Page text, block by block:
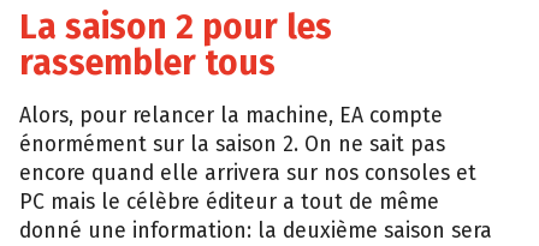
La saison 2 pour les
rassembler tous
Alors, pour relancer la machine, EA compte
énormément sur la saison 2. On ne sait pas
encore quand elle arrivera sur nos consoles et
PC mais le célèbre éditeur a tout de même
donné une information: la deuxième saison sera